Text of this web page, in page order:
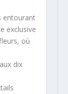
entourant
exclusive
où
dix